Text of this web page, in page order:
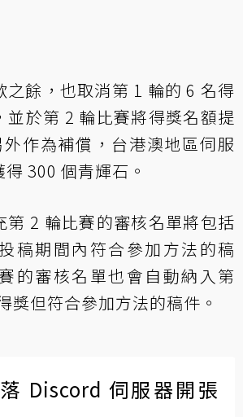
之餘，也取消第 1 輪的 6 名得
並於第 2 輪比賽將得獎名額提
作為補償，台港澳地區伺服
300 個青輝石。
第 2 輪比賽的審核名單將包括
稿期間內符合參加方法的稿
的審核名單也會自動納入第
獎但符合參加方法的稿件。
Discord 伺服器開張